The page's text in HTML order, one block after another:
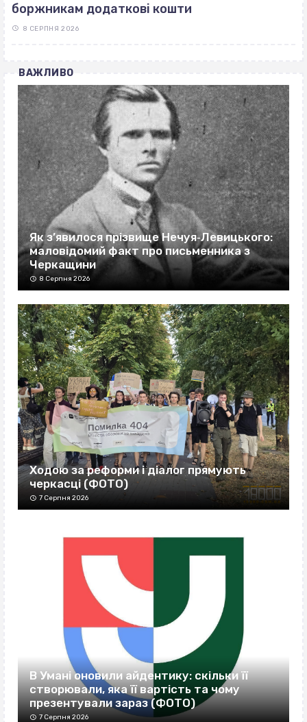
боржникам додаткові кошти
8 СЕРПНЯ 2026
ВАЖЛИВО
Як з’явилося прізвище Нечуя‐Левицького:
маловідомий факт про письменника з
Черкащини
8 Серпня 2026
Ходою за реформи і діалог прямують
черкасці (ФОТО)
7 Серпня 2026
В Умані оновили айдентику: скільки її
створювали, яка її вартість та чому
презентували зараз (ФОТО)
7 Серпня 2026